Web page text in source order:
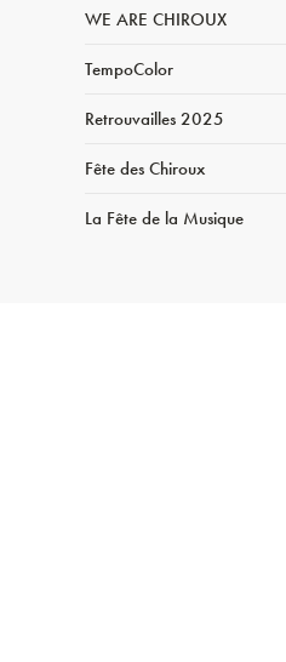
WE ARE CHIROUX
TempoColor
Retrouvailles 2025
Fête des Chiroux
La Fête de la Musique